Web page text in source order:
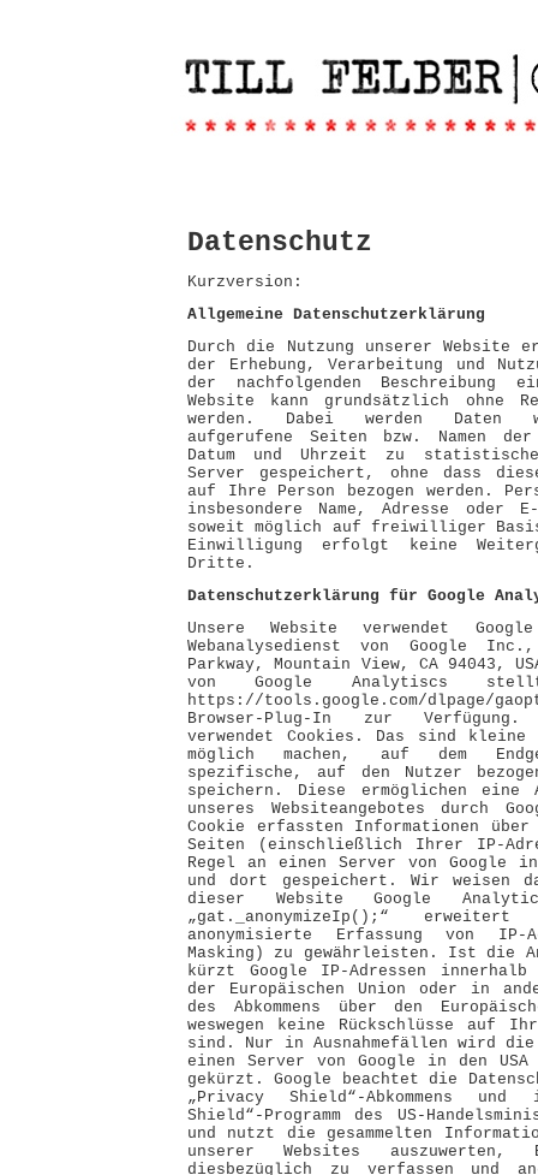
Datenschutz
Kurzversion:
Allgemeine Datenschutzerklärung
Durch die Nutzung unserer Website
der Erhebung, Verarbeitung und
der nachfolgenden Beschreibung
Website kann grundsätzlich ohne
werden. Dabei werden Daten
aufgerufene Seiten bzw. Namen
Datum und Uhrzeit zu
Server gespeichert, ohne dass
auf Ihre Person bezogen werden.
insbesondere Name, Adresse oder
soweit möglich auf freiwilliger
Einwilligung erfolgt keine
Dritte.
Datenschutzerklärung für Google
Unsere Website verwendet
Webanalysedienst von Google
Parkway, Mountain View, CA 94043,
von Google Analytiscs
https://tools.google.com/dlpage/
Browser-Plug-In zur
verwendet Cookies. Das sind
möglich machen, auf dem
spezifische, auf den Nutzer
speichern. Diese ermöglichen eine
unseres Websiteangebotes durch
Cookie erfassten Informationen
Seiten (einschließlich Ihrer IP-
Regel an einen Server von Google
und dort gespeichert. Wir weisen
dieser Website Google
„gat._anonymizeIp();“
anonymisierte Erfassung von
Masking) zu gewährleisten. Ist die
kürzt Google IP-Adressen
der Europäischen Union oder in
des Abkommens über den
weswegen keine Rückschlüsse auf
sind. Nur in Ausnahmefällen wird
einen Server von Google in den
gekürzt. Google beachtet die
„Privacy Shield“-Abkommens
Shield“-Programm des US-
und nutzt die gesammelten
unserer Websites
diesbezüglich zu verfassen und